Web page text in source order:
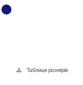
Таблиця розмірів